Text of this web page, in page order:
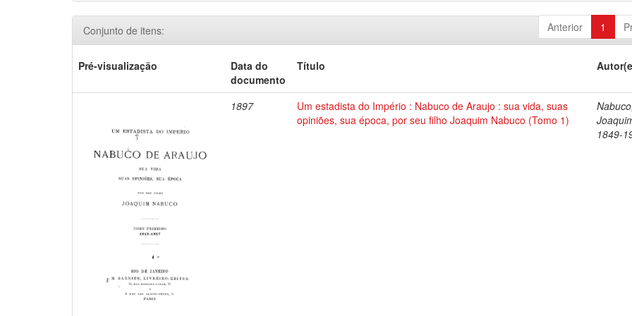
Anterior 1
Conjunto de itens:
Pré-visualização
Data do
documento
Título
1897
Um estadista do Império : Nabuco de Araujo : sua vida, suas
opiniões, sua época, por seu filho Joaquim Nabuco (Tomo 1)
Nabuco,
1849-